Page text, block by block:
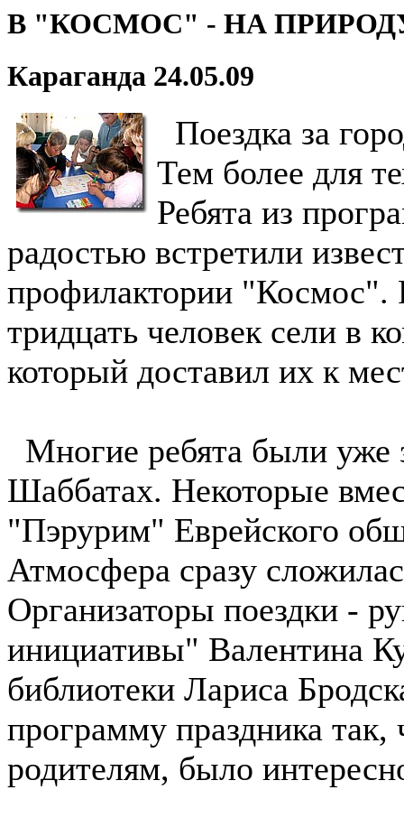
В "КОСМОС" - НА
Караганда 24.05.09
Поездка за
Тем более для
Ребята из
радостью встретили
профилактории
тридцать человек сели в
который доставил их к
Многие ребята были уже
Шаббатах. Некоторые
"Пэрурим" Еврейского
Атмосфера сразу
Организаторы поездки -
инициативы" Валентина
библиотеки Лариса
программу праздника
родителям, было